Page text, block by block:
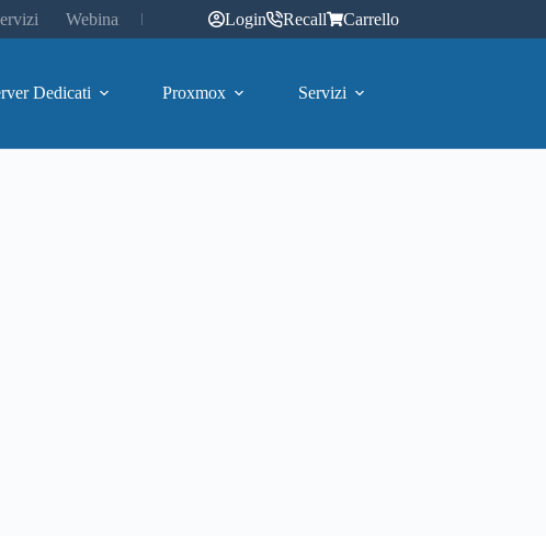
Webinar Login Recall Carrello
Dedicati Proxmox Servizi